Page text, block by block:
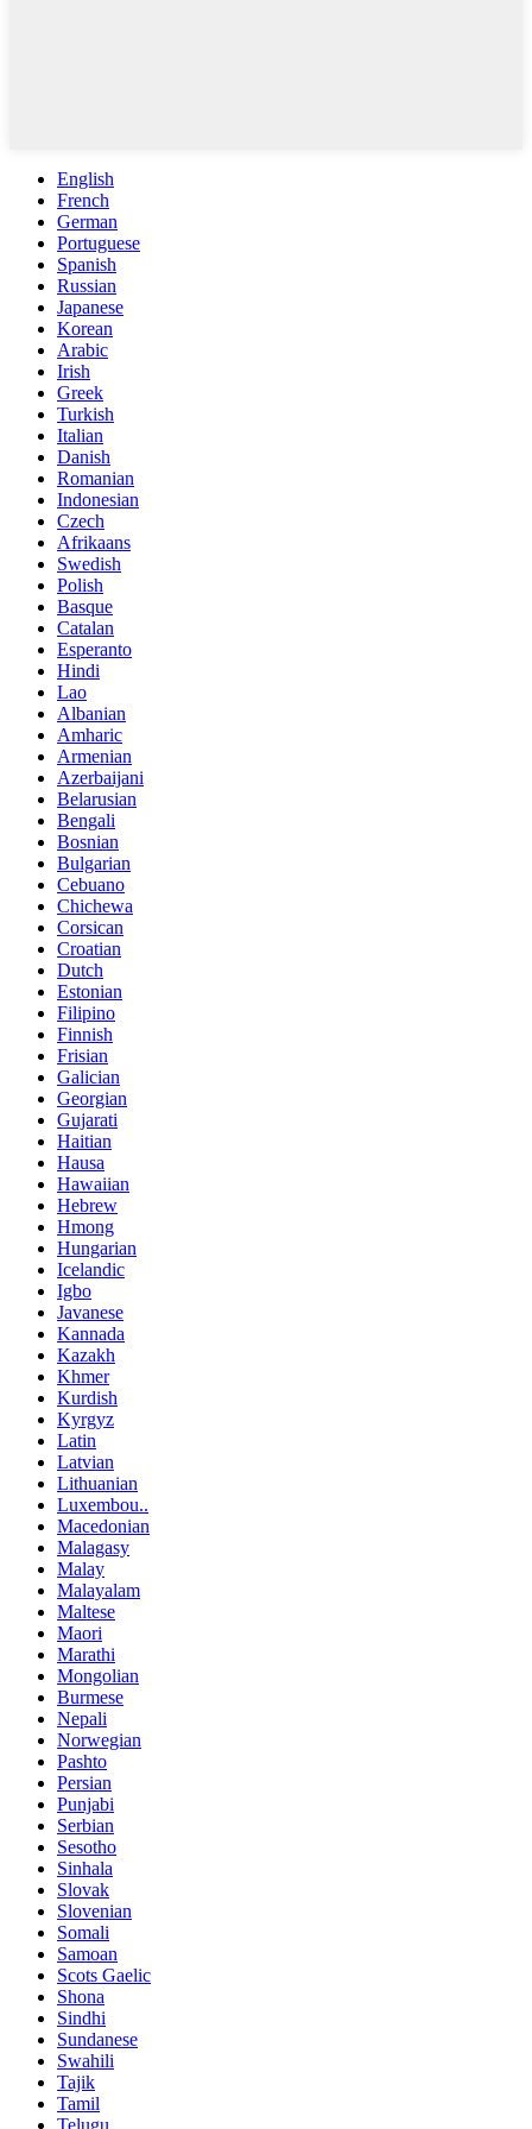
English
French
German
Portuguese
Spanish
Russian
Japanese
Korean
Arabic
Irish
Greek
Turkish
Italian
Danish
Romanian
Indonesian
Czech
Afrikaans
Swedish
Polish
Basque
Catalan
Esperanto
Hindi
Lao
Albanian
Amharic
Armenian
Azerbaijani
Belarusian
Bengali
Bosnian
Bulgarian
Cebuano
Chichewa
Corsican
Croatian
Dutch
Estonian
Filipino
Finnish
Frisian
Galician
Georgian
Gujarati
Haitian
Hausa
Hawaiian
Hebrew
Hmong
Hungarian
Icelandic
Igbo
Javanese
Kannada
Kazakh
Khmer
Kurdish
Kyrgyz
Latin
Latvian
Lithuanian
Luxembou..
Macedonian
Malagasy
Malay
Malayalam
Maltese
Maori
Marathi
Mongolian
Burmese
Nepali
Norwegian
Pashto
Persian
Punjabi
Serbian
Sesotho
Sinhala
Slovak
Slovenian
Somali
Samoan
Scots Gaelic
Shona
Sindhi
Sundanese
Swahili
Tajik
Tamil